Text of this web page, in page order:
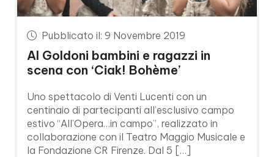
Pubblicato il: 9 Novembre 2019
Al Goldoni bambini e ragazzi in
scena con ‘Ciak! Bohème’
Uno spettacolo di Venti Lucenti con un
centinaio di partecipanti all’esclusivo campo
estivo “All’Opera…in campo”, realizzato in
collaborazione con il Teatro Maggio Musicale e
la Fondazione CR Firenze. Dal 5 […]